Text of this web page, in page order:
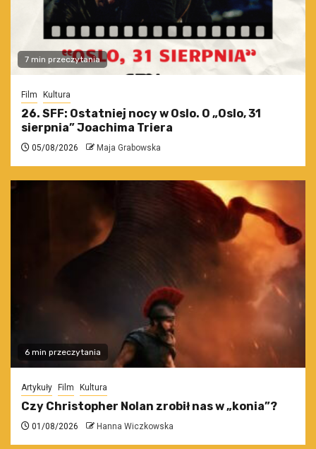
7 min przeczytania
Film Kultura
26. SFF: Ostatniej nocy w Oslo. O „Oslo, 31
sierpnia” Joachima Triera
05/08/2026 Maja Grabowska
6 min przeczytania
Artykuły Film Kultura
Czy Christopher Nolan zrobił nas w „konia”?
01/08/2026 Hanna Wiczkowska